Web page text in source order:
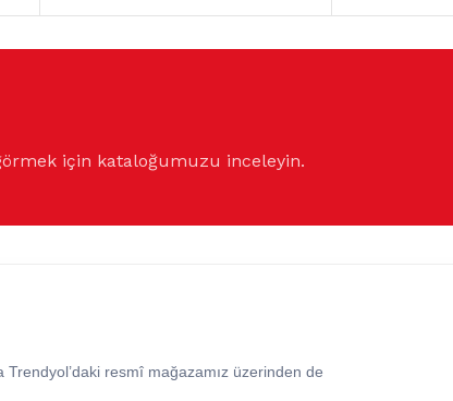
için kataloğumuzu inceleyin.
resmî mağazamız üzerinden de